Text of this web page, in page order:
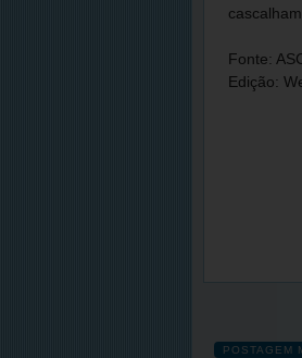
Fonte:
Edição:
POSTAGEM